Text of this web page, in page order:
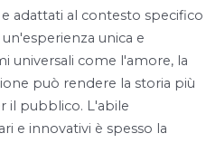
adattati al contesto specifico
unica e
universali come l'amore, la
può rendere la storia più
il pubblico. L'abile
e innovativi è spesso la